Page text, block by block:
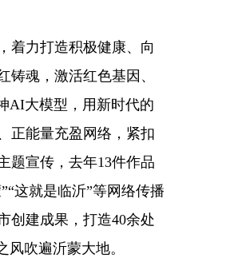
力打造积极健康、向
魂，激活红色基因、
AI大模型，用新时代的
正能量充盈网络，紧扣
题宣传，去年13件作品
这就是临沂”等网络传播
创建成果，打造40余处
吹遍沂蒙大地。